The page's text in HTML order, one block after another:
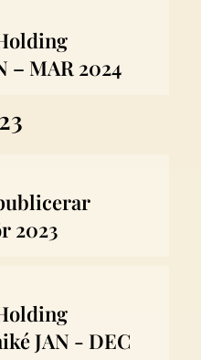
– MAR 2024
2023
JAN - DEC